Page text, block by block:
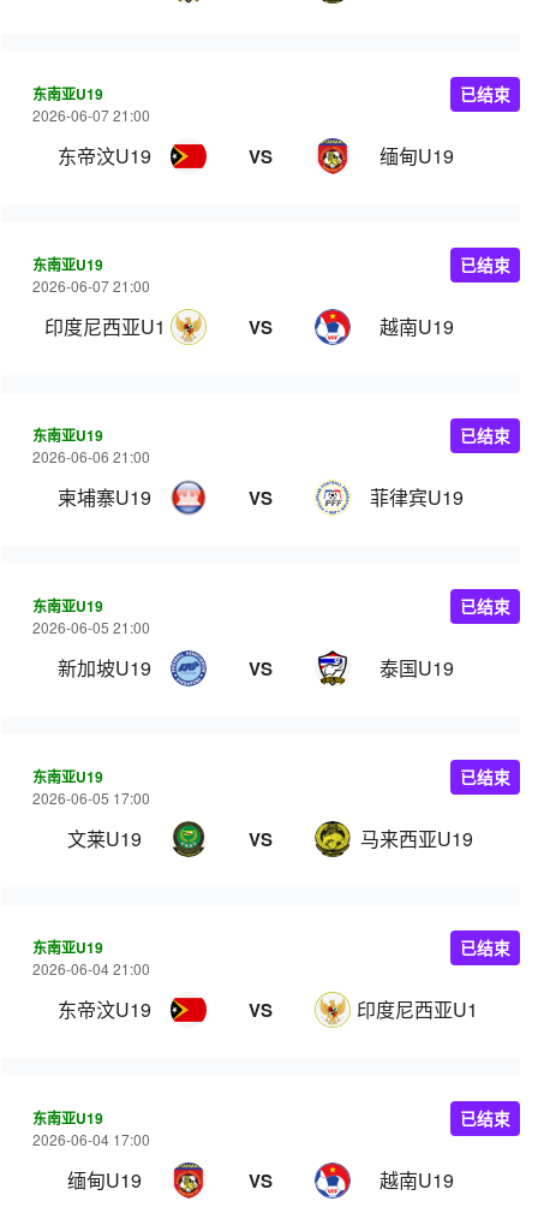
东南亚U19
2026-06-07 21:00
东帝汶U19 VS 缅甸U19
已结束
东南亚U19
2026-06-07 21:00
印度尼西亚U19 VS 越南U19
已结束
东南亚U19
2026-06-06 21:00
柬埔寨U19 VS 菲律宾U19
已结束
东南亚U19
2026-06-05 21:00
新加坡U19 VS 泰国U19
已结束
东南亚U19
2026-06-05 17:00
文莱U19 VS 马来西亚U19
已结束
东南亚U19
2026-06-04 21:00
东帝汶U19 VS 印度尼西亚U19
已结束
东南亚U19
2026-06-04 17:00
缅甸U19 VS 越南U19
已结束